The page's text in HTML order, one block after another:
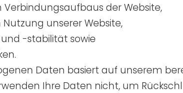
der Website,
unserer Website,
-stabilität sowie
Daten basiert auf unserem
Ihre Daten nicht, um